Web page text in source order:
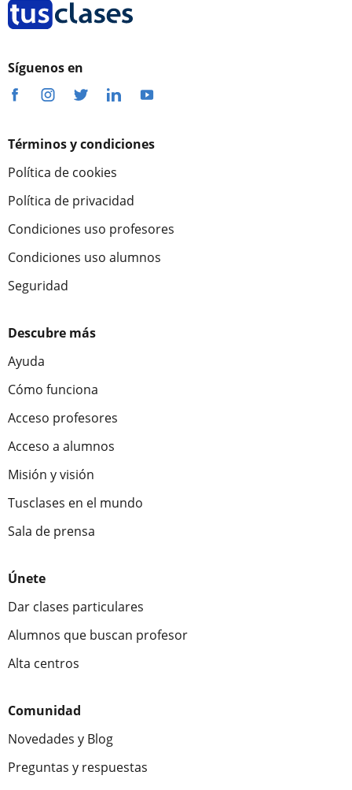
Síguenos en
Términos y condiciones
Política de cookies
Política de privacidad
Condiciones uso profesores
Condiciones uso alumnos
Seguridad
Descubre más
Ayuda
Cómo funciona
Acceso profesores
Acceso a alumnos
Misión y visión
Tusclases en el mundo
Sala de prensa
Únete
Dar clases particulares
Alumnos que buscan profesor
Alta centros
Comunidad
Novedades y Blog
Preguntas y respuestas